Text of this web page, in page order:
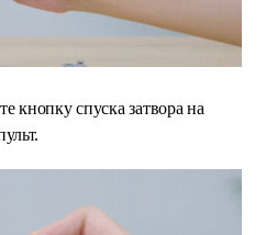
кнопку спуска затвора на